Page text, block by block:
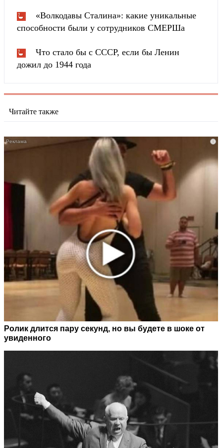
«Волкодавы Сталина»: какие уникальные
способности были у сотрудников СМЕРШа
Что стало бы с СССР, если бы Ленин
дожил до 1944 года
Читайте также
i
Ролик длится пару секунд, но вы будете в шоке от
увиденного